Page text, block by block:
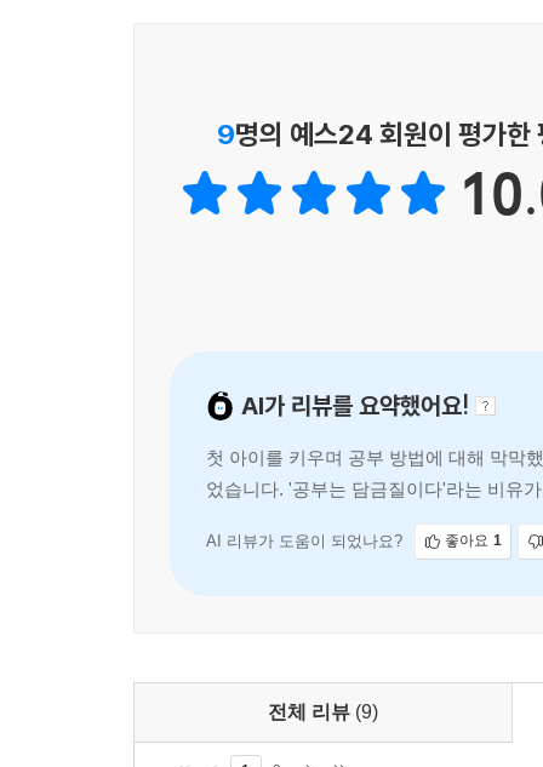
저자는 아이의 마음이 닫힌 상태에서는 어떤
열리는 순간이 찾아오면, 그 배움은 평생을 좌
바꾸는 골든타임’이라 정의하고 있습니다. 이 책
고병대 저자는 고려대학교, UNIST, GIST 등 여
감정은 오래 남는다”고 말합니다. 『학습을 바
놓습니다. 공부는 무엇으로 완성되는가? 그리고
하는 교육의 본질을 묻는 책. 바로 『학습을 바꾸
9명의 예스24 회원이 평가한
AI가 리뷰를 요약했어요!
첫 아이를 키우며 공부 방법에 대해 막막
었습니다. '공부는 담금질이다'라는 비유
습니다. 아이와의 교감 방법과 작은 성공
전체 리뷰(9)